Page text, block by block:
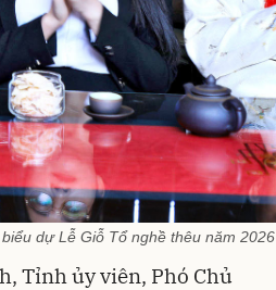
dự Lễ Giỗ Tổ nghề thêu năm 2026
Tỉnh ủy viên, Phó Chủ